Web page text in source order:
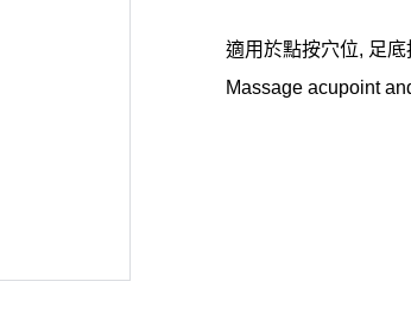
適用於點按穴位, 足底
Massage acupoint